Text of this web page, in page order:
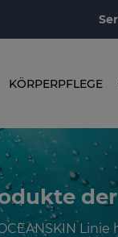
KÖRPERPFLEGE
der